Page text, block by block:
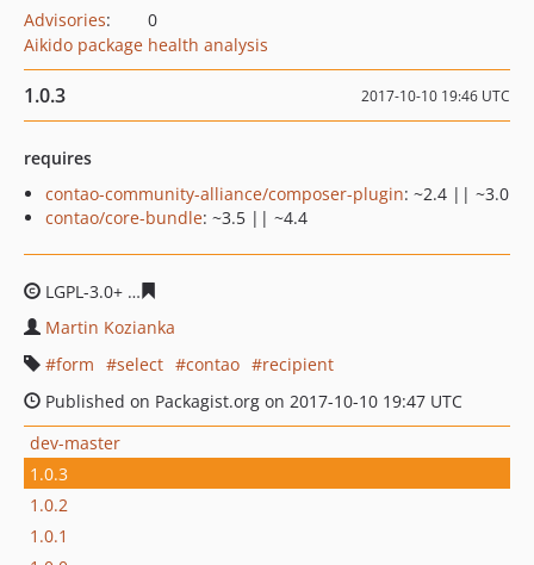
Advisories:
0
Aikido package health analysis
1.0.3 2017-10-10 19:46 UTC
requires
contao-community-alliance/composer-plugin: ~2.4 || ~3.0
contao/core-bundle: ~3.5 || ~4.4
LGPL-3.0+
Martin Kozianka
form
select contao
recipient
Published on Packagist.org on 2017-10-10 19:47 UTC
dev-master
1.0.3
1.0.2
1.0.1